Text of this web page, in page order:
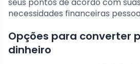
necessidades financeiras
Opções para converter
dinheiro